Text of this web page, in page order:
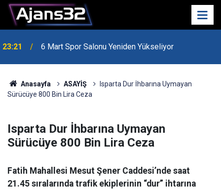
23:21 6 Mart Spor Salonu Yeniden Yükseliyor
Anasayfa ASAYİŞ
Isparta Dur İhbarına Uymayan
Sürücüye 800 Bin Lira Ceza
Isparta Dur İhbarına Uymayan
Sürücüye 800 Bin Lira Ceza
Fatih Mahallesi Mesut Şener Caddesi’nde saat
21.45 sıralarında trafik ekiplerinin “dur” ihtarına